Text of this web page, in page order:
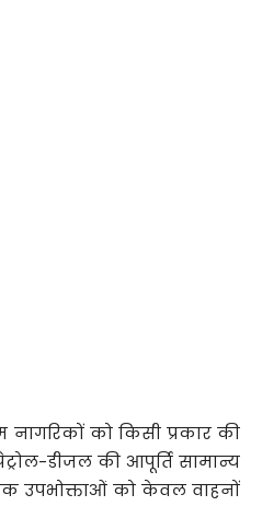
को किसी प्रकार की
डीजल की आपूर्ति सामान्य
उपभोक्ताओं को केवल वाहनों